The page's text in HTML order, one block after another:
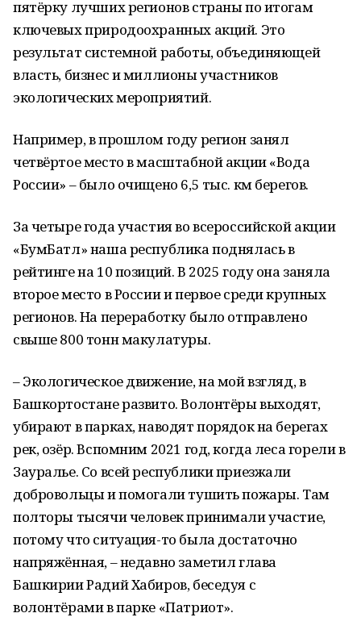
пятёрку лучших регионов страны по итогам
ключевых природоохранных акций. Это
результат системной работы, объединяющей
власть, бизнес и миллионы участников
экологических мероприятий.
Например, в прошлом году регион занял
четвёртое место в масштабной акции «Вода
России» – было очищено 6,5 тыс. км берегов.
За четыре года участия во всероссийской акции
«БумБатл» наша республика поднялась в
рейтинге на 10 позиций. В 2025 году она заняла
второе место в России и первое среди крупных
регионов. На переработку было отправлено
свыше 800 тонн макулатуры.
– Экологическое движение, на мой взгляд, в
Башкортостане развито. Волонтёры выходят,
убирают в парках, наводят порядок на берегах
рек, озёр. Вспомним 2021 год, когда леса горели в
Зауралье. Со всей республики приезжали
добровольцы и помогали тушить пожары. Там
полторы тысячи человек принимали участие,
потому что ситуация-то была достаточно
напряжённая, – недавно заметил глава
Башкирии Радий Хабиров, беседуя с
волонтёрами в парке «Патриот».